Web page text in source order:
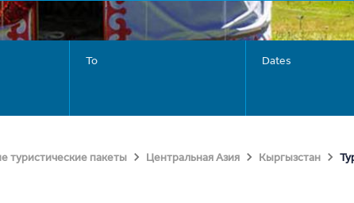
To Dates
туристические пакеты Центральная Азия Кыргызстан